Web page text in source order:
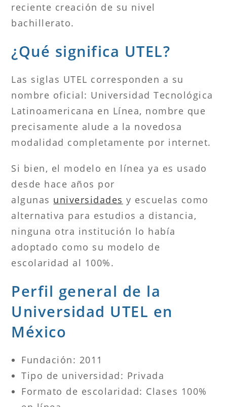
reciente creación de su nivel
bachillerato.
¿Qué significa UTEL?
Las siglas UTEL corresponden a su
nombre oficial: Universidad Tecnológica
Latinoamericana en Línea, nombre que
precisamente alude a la novedosa
modalidad completamente por internet.
Si bien, el modelo en línea ya es usado
desde hace años por
algunas universidades y escuelas como
alternativa para estudios a distancia,
ninguna otra institución lo había
adoptado como su modelo de
escolaridad al 100%.
Perfil general de la
Universidad UTEL en
México
Fundación: 2011
Tipo de universidad: Privada
Formato de escolaridad: Clases 100%